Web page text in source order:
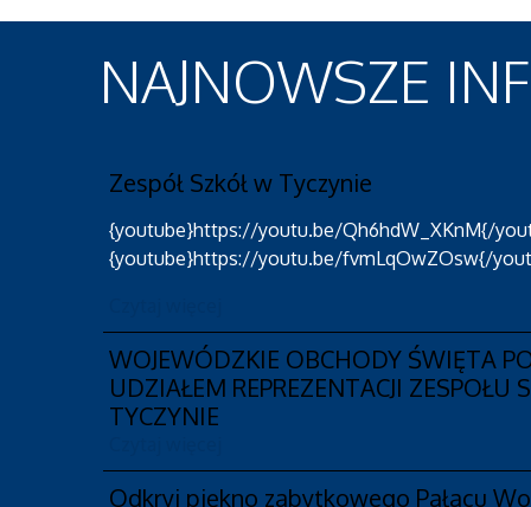
NAJNOWSZE
Zespół Szkół w Tyczynie
{youtube}https://youtu.be/Qh6hdW_XKnM{/
{youtube}https://youtu.be/fvmLqOwZOsw{/
WOJEWÓDZKIE OBCHODY ŚWIĘTA
UDZIAŁEM REPREZENTACJI ZESPOŁU
TYCZYNIE
Odkryj piękno zabytkowego Pałacu